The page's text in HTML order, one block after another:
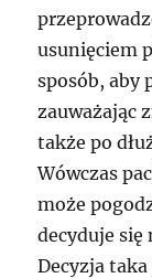
usunięciem
sposób, aby
zauważając
także po
Wówczas
może
decyduje się
Decyzja